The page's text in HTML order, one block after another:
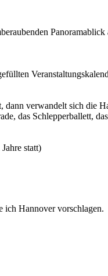
Panoramablick
verwandelt sich die
das Schlepperballett,
statt)
ich Hannover vorschlagen.